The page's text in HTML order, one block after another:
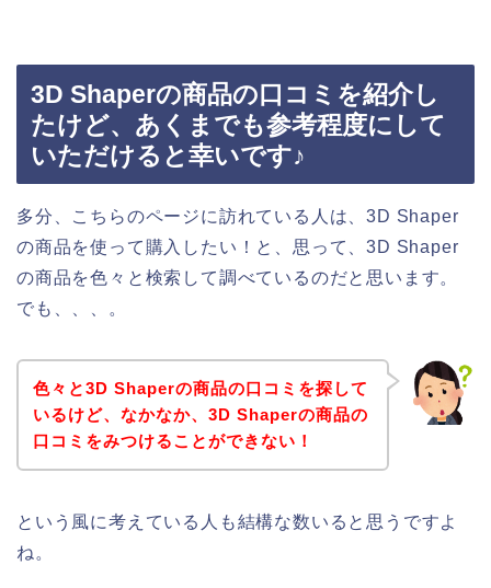
3D Shaperの商品の口コミを紹介し
たけど、あくまでも参考程度にして
いただけると幸いです♪
多分、こちらのページに訪れている人は、3D Shaper
の商品を使って購入したい！と、思って、3D Shaper
の商品を色々と検索して調べているのだと思います。
でも、、、。
色々と3D Shaperの商品の口コミを探して
いるけど、なかなか、3D Shaperの商品の
口コミをみつけることができない！
という風に考えている人も結構な数いると思うですよ
ね。